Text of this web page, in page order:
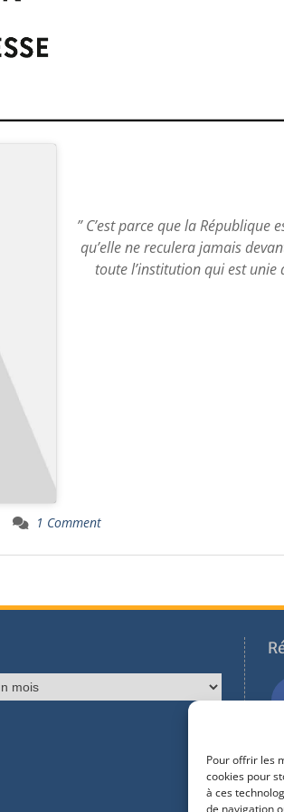
Pour offrir les
cookies pour
à ces
de navigation
” C’est parce que la
qu’elle ne reculera jamais
toute l’institution qui est unie
1 Comment